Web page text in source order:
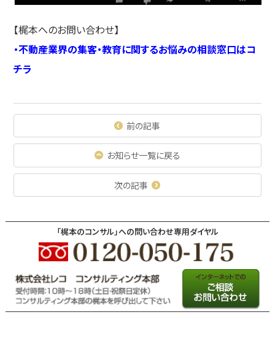
【梶本へのお問い合わせ】
・不動産業界の集客・教育に関するお悩みの相談窓口はコ
チラ
前の記事
お知らせ一覧に戻る
次の記事
「梶本のコンサル」への問い合わせ専用ダイヤル